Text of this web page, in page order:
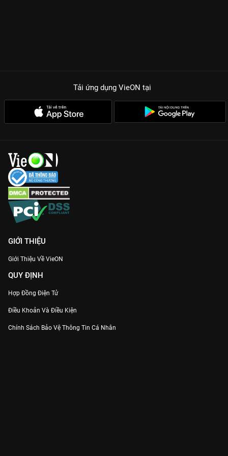
Tải ứng dụng VieON tại
GIỚI THIỆU
Giới Thiệu Về VieON
QUY ĐỊNH
Hợp Đồng Điện Tử
Điều Khoản Và Điều Kiện
Chính Sách Bảo Vệ Thông Tin Cá Nhân